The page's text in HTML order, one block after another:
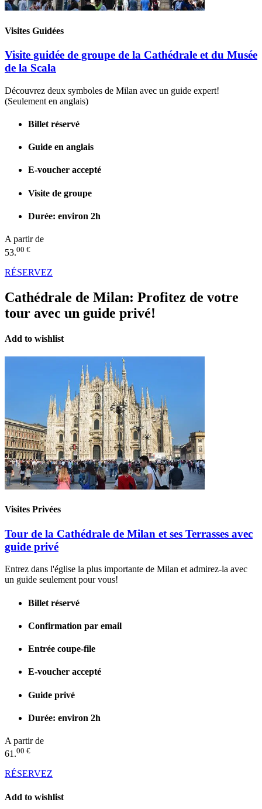
Visites Guidées
Visite guidée de groupe de la Cathédrale et du Musée
de la Scala
Découvrez deux symboles de Milan avec un guide expert!
(Seulement en anglais)
Billet réservé
Guide en anglais
E-voucher accepté
Visite de groupe
Durée: environ 2h
A partir de
53.00 €
RÉSERVEZ
Cathédrale de Milan: Profitez de votre
tour avec un guide privé!
Add to wishlist
Visites Privées
Tour de la Cathédrale de Milan et ses Terrasses avec
guide privé
Entrez dans l'église la plus importante de Milan et admirez-la avec
un guide seulement pour vous!
Billet réservé
Confirmation par email
Entrée coupe-file
E-voucher accepté
Guide privé
Durée: environ 2h
A partir de
61.00 €
RÉSERVEZ
Add to wishlist